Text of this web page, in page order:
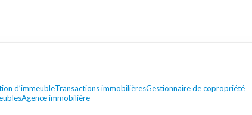
d’immeubleTransactions immobilièresGestionnaire de copropriété
Agence immobilière